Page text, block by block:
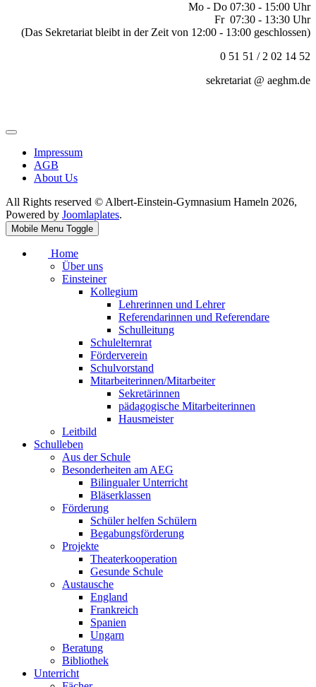
Mo - Do 07:30 - 15:00 Uhr
Fr 07:30 - 13:30 Uhr
(Das Sekretariat bleibt in der Zeit von 12:00 - 13:00 geschlossen)
0 51 51 / 2 02 14 52
sekretariat @ aeghm.de
Impressum
AGB
About Us
All Rights reserved © Albert-Einstein-Gymnasium Hameln 2026,
Powered by Joomlaplates.
Mobile Menu Toggle
Home
Über uns
Einsteiner
Kollegium
Lehrerinnen und Lehrer
Referendarinnen und Referendare
Schulleitung
Schulelternrat
Förderverein
Schulvorstand
Mitarbeiterinnen/Mitarbeiter
Sekretärinnen
pädagogische Mitarbeiterinnen
Hausmeister
Leitbild
Schulleben
Aus der Schule
Besonderheiten am AEG
Bilingualer Unterricht
Bläserklassen
Förderung
Schüler helfen Schülern
Begabungsförderung
Projekte
Theaterkooperation
Gesunde Schule
Austausche
England
Frankreich
Spanien
Ungarn
Beratung
Bibliothek
Unterricht